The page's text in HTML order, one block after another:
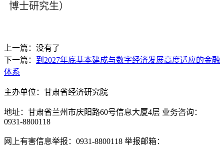
博士研究生）
上一篇：没有了
下一篇： 到2027年底基本建成与数字经济发展高度适应的金融
体系
主办单位：甘肃省经济研究院
地址：甘肃省兰州市庆阳路60号信息大厦4层 业务咨询：
0931-8800118
网上有害信息举报：0931-8800118 举报邮箱：